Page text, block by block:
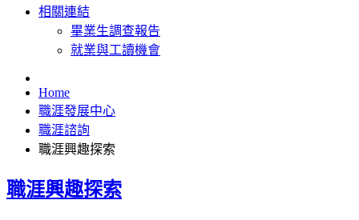
相關連結
畢業生調查報告
就業與工讀機會
Home
職涯發展中心
職涯諮詢
職涯興趣探索
職涯興趣探索